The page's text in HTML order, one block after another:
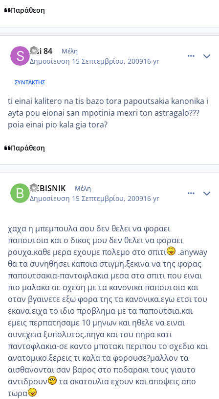
Παράθεση
sisi 84 Μέλη
Δημοσίευση 15 Σεπτεμβρίου, 200916 yr
ΣΥΝΤΆΚΤΗΣ
ti einai kalitero na tis bazo tora papoutsakia kanonika i
ayta pou eionai san mpotinia mexri ton astragalo???
poia einai pio kala gia tora?
Παράθεση
BEBISNIK Μέλη
Δημοσίευση 15 Σεπτεμβρίου, 200916 yr
χαχα η μπεμπουλα σου δεν θελει να φοραει
παπουτσια και ο δικος μου δεν θελει να φοραει
ρουχα.καθε μερα εχουμε πολεμο στο σπιτι
.anyway
θα τα συνηθησει καποια στιγμη.ξεκινα να της φορας
παπουτσακια-παντοφλακια μεσα στο σπιτι που ειναι
πιο μαλακα σε σχεση με τα κανονικα παπουτσια και
οταν βγαινετε εξω φορα της τα κανονικα.εγω ετσι του
εκανα.ειχα το ιδιο προβλημα με τα παπουτσια.και
εμεις περπατησαμε 10 μηνων και ηθελε να ειναι
συνεχεια ξυπολυτος.πηγα και του πηρα κατι
παντοφλακια-σε κοντο μποτακι περιπου το σχεδιο και
ανατομικο.ξερεις τι καλα τα φορουσε?μαλλον τα
αισθανονται σαν βαρος στο ποδαρακι τους γιαυτο
αντιδρουν
τα σκατουλια εχουν και αποψεις απο
τωρα